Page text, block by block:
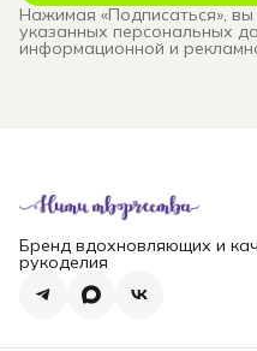
Нажимая «Подписаться»,
указанных персональных
информационной и
Бренд вдохновляющих и
рукоделия